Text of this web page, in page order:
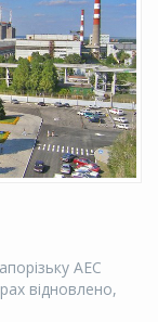
АЕС
відновлено,